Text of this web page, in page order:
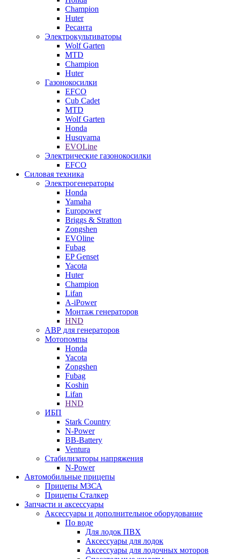
Champion
Huter
Ресанта
Электрокультиваторы
Wolf Garten
MTD
Champion
Huter
Газонокосилки
EFCO
Cub Cadet
MTD
Wolf Garten
Honda
Husqvarna
EVOLine
Электрические газонокосилки
EFCO
Силовая техника
Электрогенераторы
Honda
Yamaha
Europower
Briggs & Stratton
Zongshen
EVOline
Fubag
EP Genset
Yacota
Huter
Champion
Lifan
A-iPower
Монтаж генераторов
HND
АВР для генераторов
Мотопомпы
Honda
Yacota
Zongshen
Fubag
Koshin
Lifan
HND
ИБП
Stark Country
N-Power
BB-Battery
Ventura
Стабилизаторы напряжения
N-Power
Автомобильные прицепы
Прицепы МЗСА
Прицепы Сталкер
Запчасти и аксессуары
Аксессуары и дополнительное оборудование
По воде
Для лодок ПВХ
Аксессуары для лодок
Аксессуары для лодочных моторов